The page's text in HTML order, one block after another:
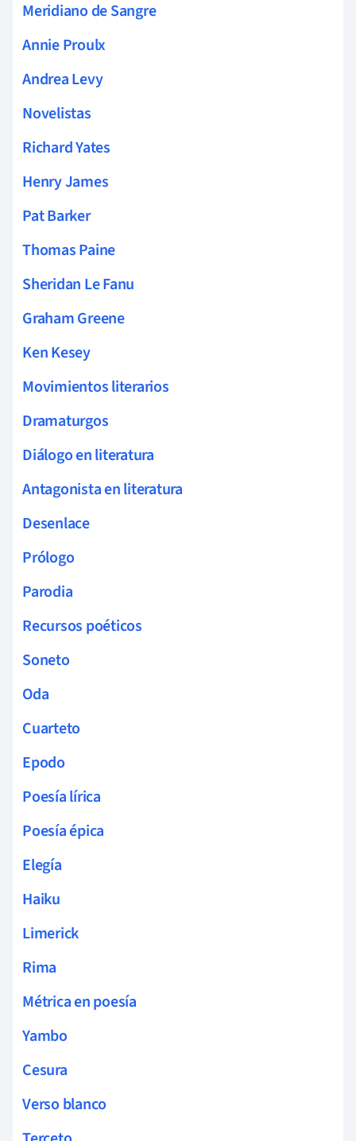
Meridiano de Sangre
Annie Proulx
Andrea Levy
Novelistas
Richard Yates
Henry James
Pat Barker
Thomas Paine
Sheridan Le Fanu
Graham Greene
Ken Kesey
Movimientos literarios
Dramaturgos
Diálogo en literatura
Antagonista en literatura
Desenlace
Prólogo
Parodia
Recursos poéticos
Soneto
Oda
Cuarteto
Epodo
Poesía lírica
Poesía épica
Elegía
Haiku
Limerick
Rima
Métrica en poesía
Yambo
Cesura
Verso blanco